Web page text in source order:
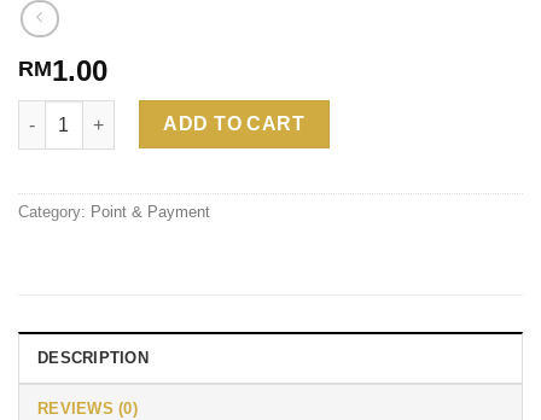
RM1.00
Quantity ADD TO CART
Category: Point & Payment
DESCRIPTION
REVIEWS (0)